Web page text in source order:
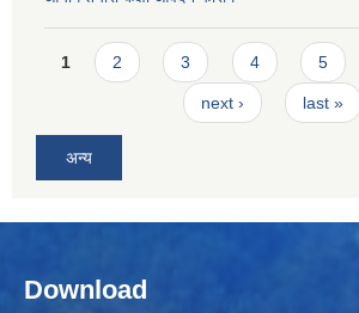
Pages
1 2 3 4 5
next › last »
अन्य
Download